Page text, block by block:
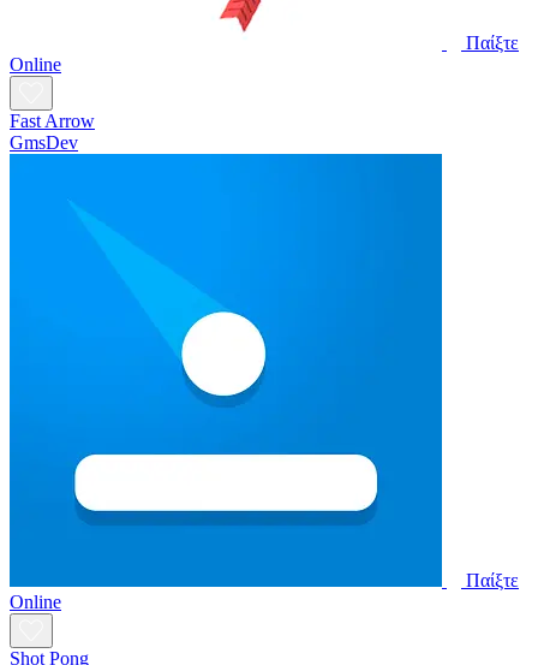
Παίξτε
Online
Fast Arrow
GmsDev
Παίξτε
Online
Shot Pong